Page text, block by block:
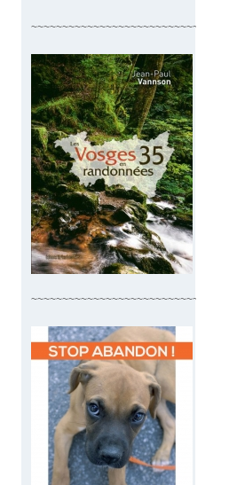
~~~~~~~~~~~~~~~~~~~~~~~~~~~~~~~~~~
~~~~~~~~~~~~~~~~~~~~~~~~~~~~~~~~~